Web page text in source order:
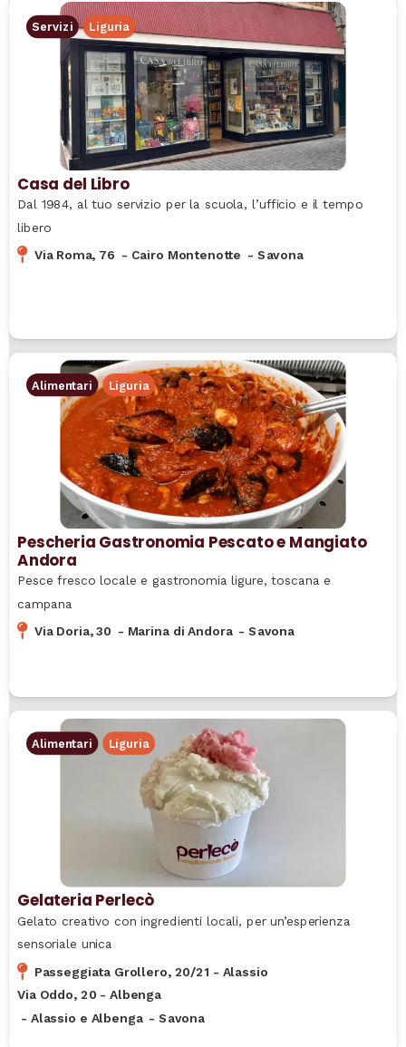
Servizi Liguria
Casa del Libro
Dal 1984, al tuo servizio per la scuola, l’ufficio e il tempo
libero
Via Roma, 76 - Cairo Montenotte - Savona
Alimentari Liguria
Pescheria Gastronomia Pescato e Mangiato
Andora
Pesce fresco locale e gastronomia ligure, toscana e
campana
Via Doria, 30 - Marina di Andora - Savona
Alimentari Liguria
Gelateria Perlecò
Gelato creativo con ingredienti locali, per un’esperienza
sensoriale unica
Passeggiata Grollero, 20/21 - Alassio
Via Oddo, 20 - Albenga
- Alassio e Albenga - Savona